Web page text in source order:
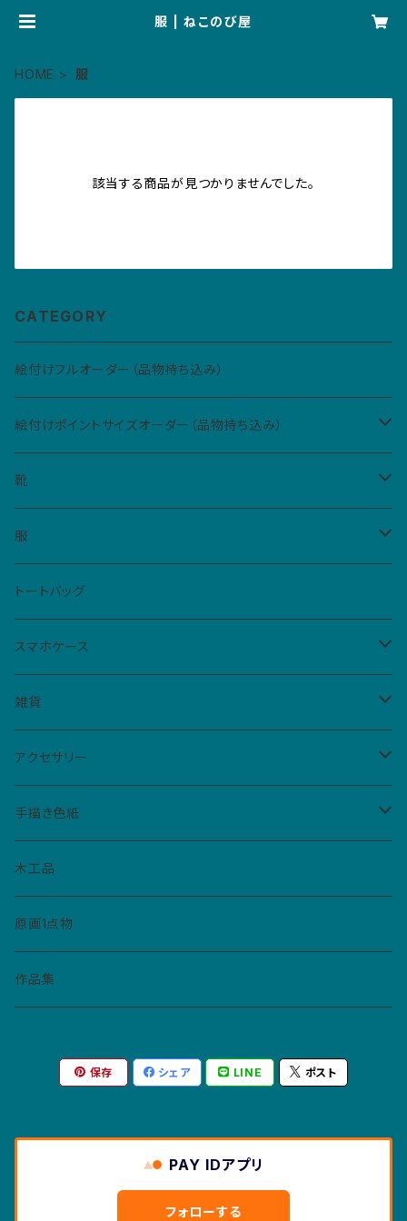
服 | ねこのび屋
HOME 服
該当する商品が見つかりませんでした。
CATEGORY
絵付けフルオーダー（品物持ち込み）
絵付けポイントサイズオーダー（品物持ち込み）
Sサイズ（5cm四方、2カ所まで）
Mサイズ（10cm四方、1カ所）
靴
レディース
ハイカットスニーカー
スリッポン
メンズ
ベビー・キッズ
服
Tシャツ
男女共用S
男女共用M
シャツ
レディースM
レディースL
トートバッグ
スマホケース
iPhone
クリアケース
手帳型ケース
雑貨
扇子
仮面
マトリョーシカ
コースター
財布・キーホルダー・パスケース
カレンダー
ポストカード
マスクケース
アクセサリー
バッジ
ペーパーバッジ
缶バッジ
イヤリング
ペンダント
手描き色紙
ねこぼん
木工品
原画1点物
作品集
保存 シェア LINE ポスト
PAY IDアプリ
フォローする